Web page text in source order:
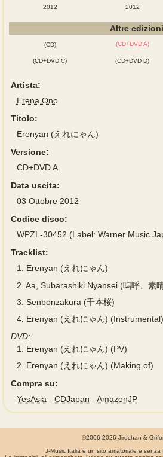
2012
2012
Altre edizioni
(CD) (CD+DVD A)
(CD+DVD C) (CD+DVD D)
Artista:
Erena Ono
Titolo:
Erenyan (えれにゃん)
Versione:
CD+DVD A
Data uscita:
03 Ottobre 2012
Codice disco:
WPZL-30452 (Label: Warner Music
Tracklist:
1.
Erenyan (えれにゃん)
2. Aa, Subarashiki Nyansei (嗚呼、素
3. Senbonzakura (千本桜)
4. Erenyan (えれにゃん) (Instrumental)
DVD:
1.
Erenyan (えれにゃん) (PV)
2.
Erenyan (えれにゃん) (Making of)
Compra su:
YesAsia - CDJapan - AmazonJP
©2006-2026 Jirochan &
J-Music Italia è un sito amatoriale e senza